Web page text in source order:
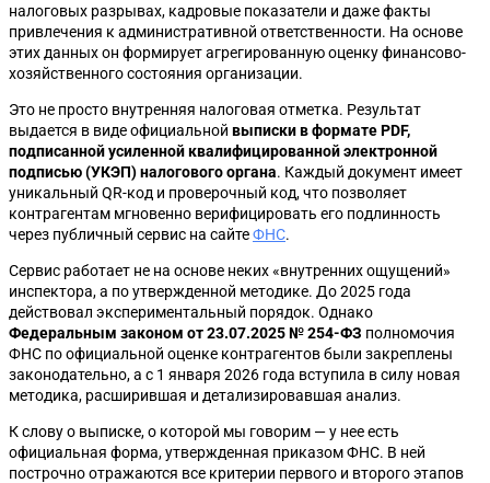
налоговых разрывах, кадровые показатели и даже факты
привлечения к административной ответственности. На основе
этих данных он формирует агрегированную оценку финансово-
хозяйственного состояния организации.
Это не просто внутренняя налоговая отметка. Результат
выдается в виде официальной выписки в формате PDF,
подписанной усиленной квалифицированной электронной
подписью (УКЭП) налогового органа. Каждый документ имеет
уникальный QR-код и проверочный код, что позволяет
контрагентам мгновенно верифицировать его подлинность
через публичный сервис на сайтеФНС.
Сервис работает не на основе неких «внутренних ощущений»
инспектора, а по утвержденной методике. До 2025 года
действовал экспериментальный порядок. Однако
Федеральным законом от 23.07.2025 № 254-ФЗ полномочия
ФНС по официальной оценке контрагентов были закреплены
законодательно, а с 1 января 2026 года вступила в силу новая
методика, расширившая и детализировавшая анализ.
К слову о выписке, о которой мы говорим — у нее есть
официальная форма, утвержденная приказом ФНС. В ней
построчно отражаются все критерии первого и второго этапов